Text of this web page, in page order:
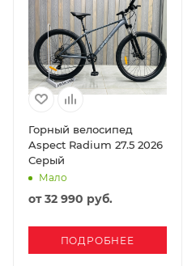
Горный велосипед
Aspect Radium 27.5 2026
Серый
Мало
от32 990 руб.
ПОДРОБНЕЕ